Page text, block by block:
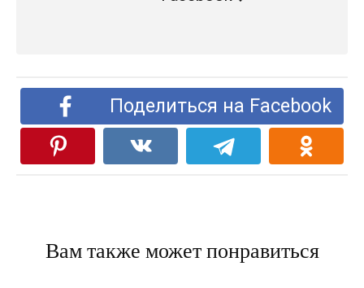
Поделиться на Facebook
Вам также может понравиться